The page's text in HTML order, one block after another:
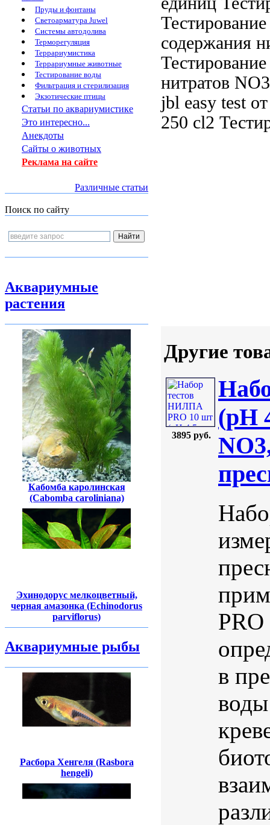
Пруды и фонтаны
Светоарматура Juwel
Системы автодолива
Терморегуляция
Террариумистика
Террариумные животные
Тестирование воды
Фильтрация и стерилизация
Экзотические птицы
Статьи по аквариумистике
Это интересно...
Анекдоты
Сайты о животных
Реклама на сайте
Различные статьи
Поиск по сайту
Аквариумные
растения
Кабомба каролинская
(Cabomba caroliniana)
Эхинодорус мелкоцветный,
черная амазонка (Echinodorus
parviflorus)
Аквариумные рыбы
Расбора Хенгеля (Rasbora
hengeli)
содержания
нитратов
jbl easy test
250 cl2
Другие
3895 руб.
(pH
PRO
в